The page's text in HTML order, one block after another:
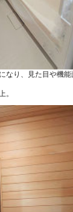
なり、見た目や機
。